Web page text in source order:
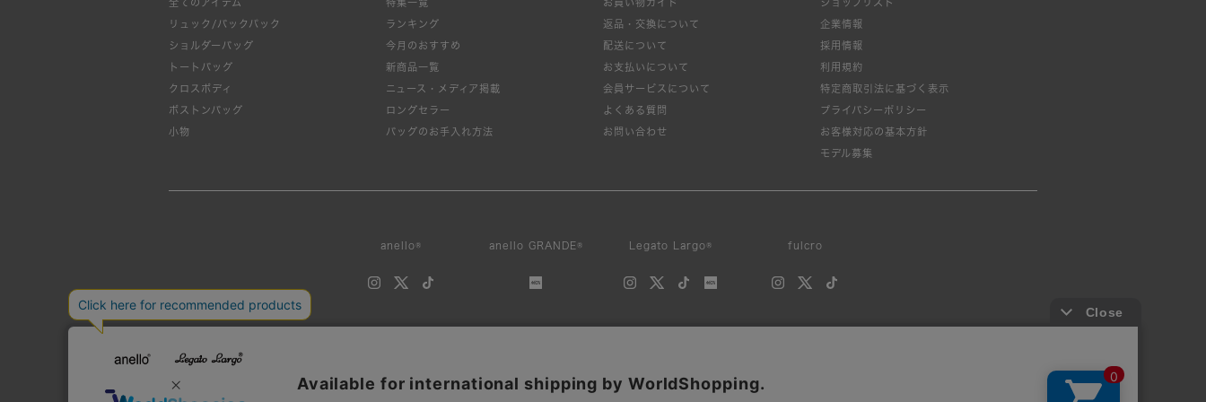
リュック/バックパック
ショルダーバッグ
トートバッグ
クロスボディ
ボストンバッグ
小物
ランキング
今月のおすすめ
新商品一覧
ニュース・メディア掲載
ロングセラー
バッグのお手入れ方法
返品・交換について
配送について
お支払いについて
会員サービスについて
よくある質問
お問い合わせ
企業情報
採用情報
利用規約
特定商取引法に基づく表示
プライバシーポリシー
お客様対応の基本方針
モデル募集
anello® anello GRANDE® Legato Largo® fulcro
当サイトの内容、画像などを無断で複製、転載、第三者への譲渡などを行うことを固く禁止いたします。